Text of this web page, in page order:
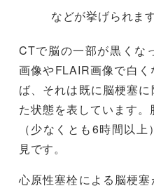
などが挙げられます
CTで脳の一部が黒くな
画像やFLAIR画像で白
ば、それは既に脳梗塞
た状態を表しています
（少なくとも6時間以
見です。
心原性塞栓による脳梗